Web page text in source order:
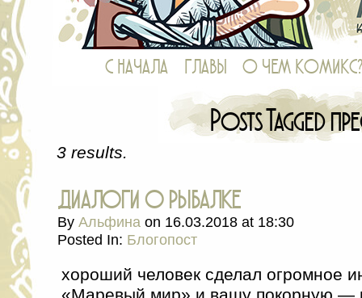
С НАЧАЛА ГЛАВЫ О ЧЕМ
Posts Tagged
3 results.
диалоги о рыбалке
By Альфина on 16.03.2018 at 18:30
Posted In: Блогопост
хороший человек сделал огромное